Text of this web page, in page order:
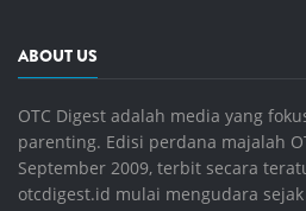
ABOUT US
OTC Digest adalah media yang
parenting. Edisi perdana majalah
September 2009, terbit secara
otcdigest.id mulai mengudara